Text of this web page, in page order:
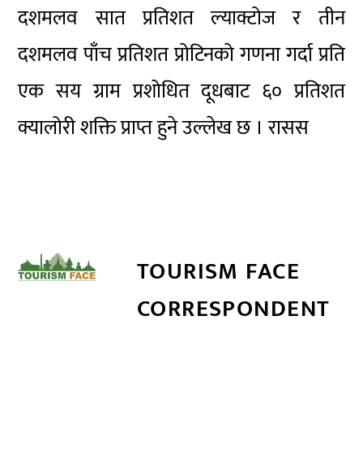
दशमलव सात प्रतिशत ल्याक्टोज र तीन
दशमलव पाँच प्रतिशत प्रोटिनको गणना गर्दा प्रति
एक सय ग्राम प्रशोधित दूधबाट ६० प्रतिशत
क्यालोरी शक्ति प्राप्त हुने उल्लेख छ । रासस
TOURISM FACE
CORRESPONDENT